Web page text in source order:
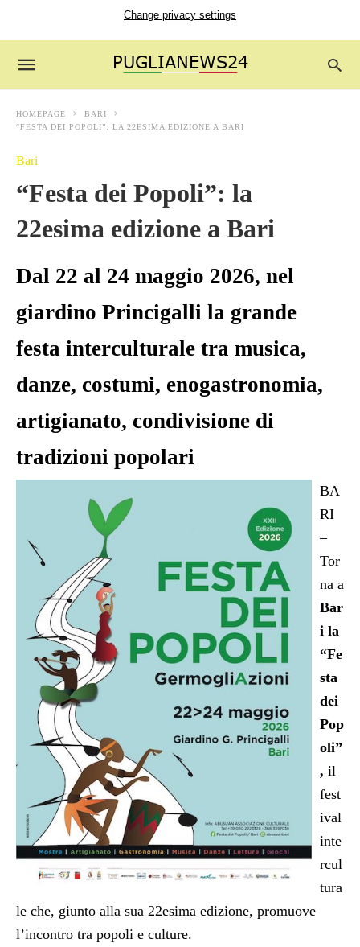
Change privacy settings
HOMEPAGE
BARI
“FESTA DEI POPOLI”: LA 22ESIMA EDIZIONE A BARI
Bari
“Festa dei Popoli”: la
22esima edizione a Bari
Dal 22 al 24 maggio 2026, nel
giardino Princigalli la grande
festa interculturale tra musica,
danze, costumi, enogastronomia,
artigianato, condivisione di
tradizioni popolari
BA
RI
–
Tor
na a
Bar
i la
“Fe
sta
dei
Pop
oli”
, il
fest
ival
inte
rcul
tura
le che, giunto alla sua 22esima edizione, promuove
l’incontro tra popoli e culture.